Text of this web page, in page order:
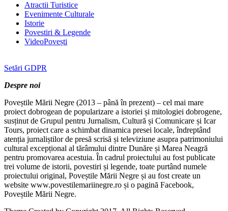
Atractii Turistice
Evenimente Culturale
Istorie
Povestiri & Legende
VideoPovești
Setări GDPR
Despre noi
Poveștile Mării Negre (2013 – până în prezent) – cel mai mare
proiect dobrogean de popularizare a istoriei și mitologiei dobrogene,
susținut de Grupul pentru Jurnalism, Cultură și Comunicare și Icar
Tours, proiect care a schimbat dinamica presei locale, îndreptând
atenția jurnaliștilor de presă scrisă și televiziune asupra patrimoniului
cultural excepțional al tărâmului dintre Dunăre și Marea Neagră
pentru promovarea acestuia. În cadrul proiectului au fost publicate
trei volume de istorii, povestiri și legende, toate purtând numele
proiectului original, Poveștile Mării Negre și au fost create un
website www.povestilemariinegre.ro și o pagină Facebook,
Poveștile Mării Negre.